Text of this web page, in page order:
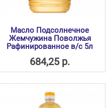
Масло Подсолнечное
Жемчужина Поволжья
Рафинированное в/с 5л
684,25 р.